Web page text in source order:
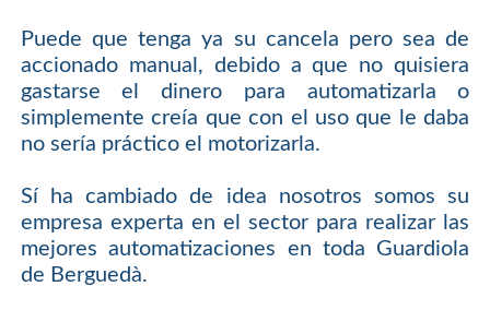
Puede que tenga ya su cancela pero sea de
accionado manual, debido a que no quisiera
gastarse el dinero para automatizarla o
simplemente creía que con el uso que le daba
no sería práctico el motorizarla.
Sí ha cambiado de idea nosotros somos su
empresa experta en el sector para realizar las
mejores automatizaciones en toda Guardiola
de Berguedà.